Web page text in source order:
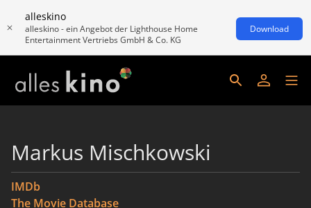
alleskino
alleskino - ein Angebot der Lighthouse Home
Entertainment Vertriebs GmbH & Co. KG
Download
Markus Mischkowski
IMDb
The Movie Database